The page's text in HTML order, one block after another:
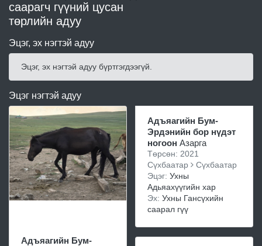
саарагч гүүний цусан
төрлийн адуу
Эцэг, эх нэгтэй адуу
Эцэг, эх нэгтэй адуу бүртгэгдээгүй.
Эцэг нэгтэй адуу
Адъяагийн Бум-
Адъяагийн Бум-
Эрдэнийн бор нүдэт
ногоон Азарга
Төрсөн: 2021
Сүхбаатар
Сүхбаатар
Эцэг: Ухны
Адьяахүүгийн хар
Эх: Ухны Гансүхийн
саарал гүү